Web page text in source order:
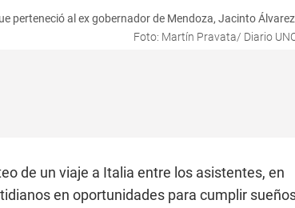
perteneció al ex gobernador de Mendoza, Jacinto
Foto: Martín Pravata/ Diario
de un viaje a Italia entre los asistentes, en
en oportunidades para cumplir